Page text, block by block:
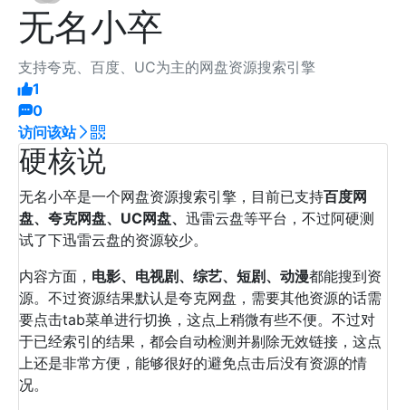
无名小卒
支持夸克、百度、UC为主的网盘资源搜索引擎
1
0
访问该站
硬核说
无名小卒是一个网盘资源搜索引擎，目前已支持百度网
盘、夸克网盘、UC网盘、 迅雷云盘等平台，不过阿硬测
试了下迅雷云盘的资源较少。
内容方面， 电影、电视剧、综艺、短剧、动漫都能搜到资
源。不过资源结果默认是夸克网盘，需要其他资源的话需
要点击tab菜单进行切换，这点上稍微有些不便。不过对
于已经索引的结果，都会自动检测并剔除无效链接，这点
上还是非常方便，能够很好的避免点击后没有资源的情
况。